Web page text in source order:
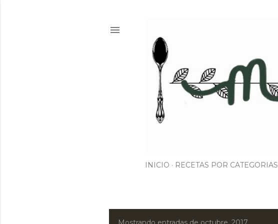
INICIO RECETAS POR CATEGORIAS